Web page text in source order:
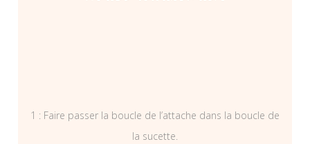
1 : Faire passer la boucle de l’attache dans la boucle de
la sucette.